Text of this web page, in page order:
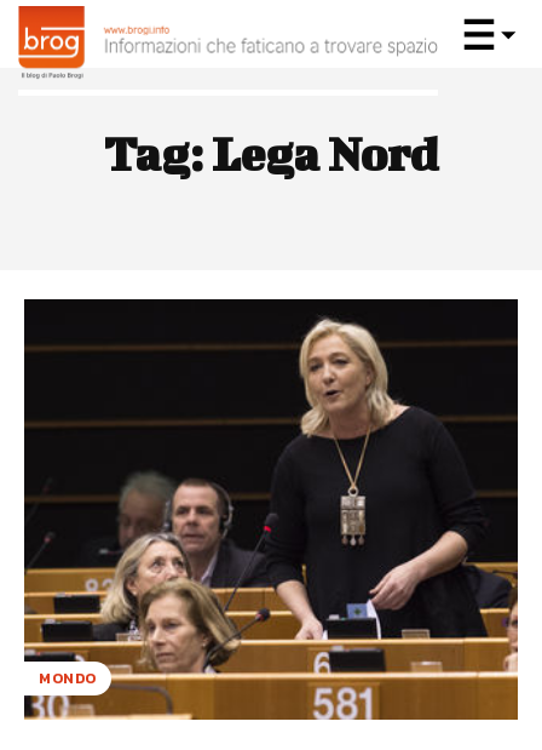
Tag:Lega Nord
MONDO